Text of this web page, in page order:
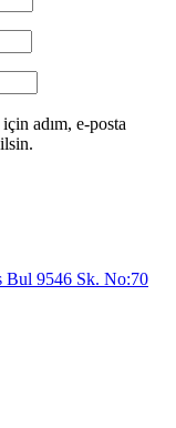
adım, e-posta
Bul 9546 Sk. No:70